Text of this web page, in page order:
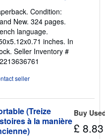
of
5
stars
Condition:
New. 324 pages.
language.
inches. In
Seller Inventory #
seller
(Treize
à la manière
Buy
£ 8.83